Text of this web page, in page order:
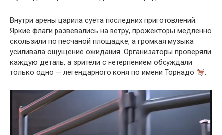
Внутри арены царила суета последних приготовлений.
Яркие флаги развевались на ветру, прожекторы медленно
скользили по песчаной площадке, а громкая музыка
усиливала ощущение ожидания. Организаторы проверяли
каждую деталь, а зрители с нетерпением обсуждали
только одно — легендарного коня по имени Торнадо
.